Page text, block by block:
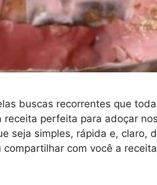
buscas recorrentes que
perfeita para adoçar
seja simples, rápida e, claro,
com você a